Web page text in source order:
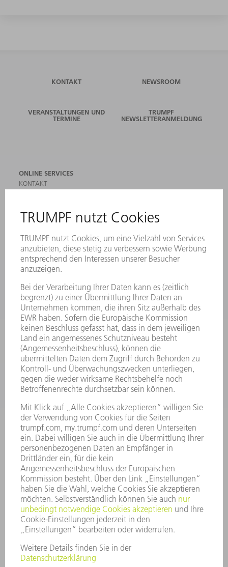
KONTAKT NEWSROOM
VERANSTALTUNGEN UND
TERMINE
TRUMPF
NEWSLETTERANMELDUNG
ONLINE SERVICES
KONTAKT
VERANSTALTUNGEN UND TERMINE
NEWSLETTER-ANMELDUNG
MYTRUMPF
SICHERHEITSDATENBLÄTTER
PRODUKTE
MASCHINEN & SYSTEME
LEISTUNGSELEKTRONIK
ELEKTROWERKZEUGE
SMART FACTORY
SOFTWARE
SERVICES
ANWENDUNGEN
BRANCHEN
UNTERNEHMEN
KARRIERE
STELLENANGEBOTE
UNTERNEHMENSPROFIL
GESCHÄFTSBERICHT
UNTERNEHMENSGRUNDSÄTZE
COMPLIANCE
HINWEISGEBERSYSTEM
SECURITY
PRESSEMITTEILUNGEN
MAGAZINE
LIEFERANTEN
NACHHALTIGKEIT
UMWELT & KLIMA
SOZIALES & GESELLSCHAFT
UNTERNEHMENSFÜHRUNG